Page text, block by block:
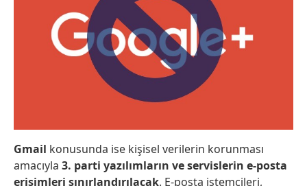
Gmail konusunda ise kişisel verilerin korunması
amacıyla 3. parti yazılımların ve servislerin e-posta
erişimleri sınırlandırılacak. E-posta istemcileri,